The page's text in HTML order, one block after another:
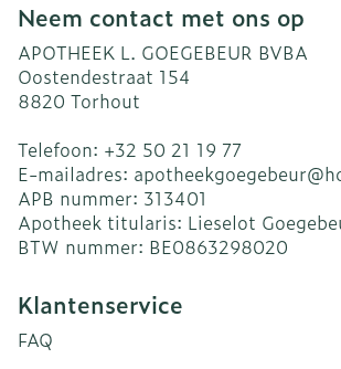
Neem contact met ons op
APOTHEEK L. GOEGEBEUR BVBA
Oostendestraat 154
8820 Torhout
Telefoon: +32 50 21 19 77
E-mailadres: apotheekgoegebeur@
APB nummer: 313401
Apotheek titularis: Lieselot
BTW nummer: BE0863298020
Klantenservice
FAQ